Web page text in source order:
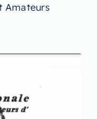
Amateurs